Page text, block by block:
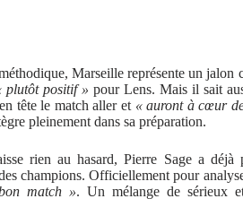
Marseille représente un jalon
plutôt positif » pour Lens. Mais il sait
tête le match aller et « auront à cœur
pleinement dans sa préparation.
rien au hasard, Pierre Sage a déjà
champions. Officiellement pour
match ». Un mélange de sérieux